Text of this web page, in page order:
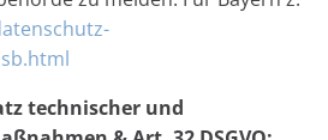
technischer und